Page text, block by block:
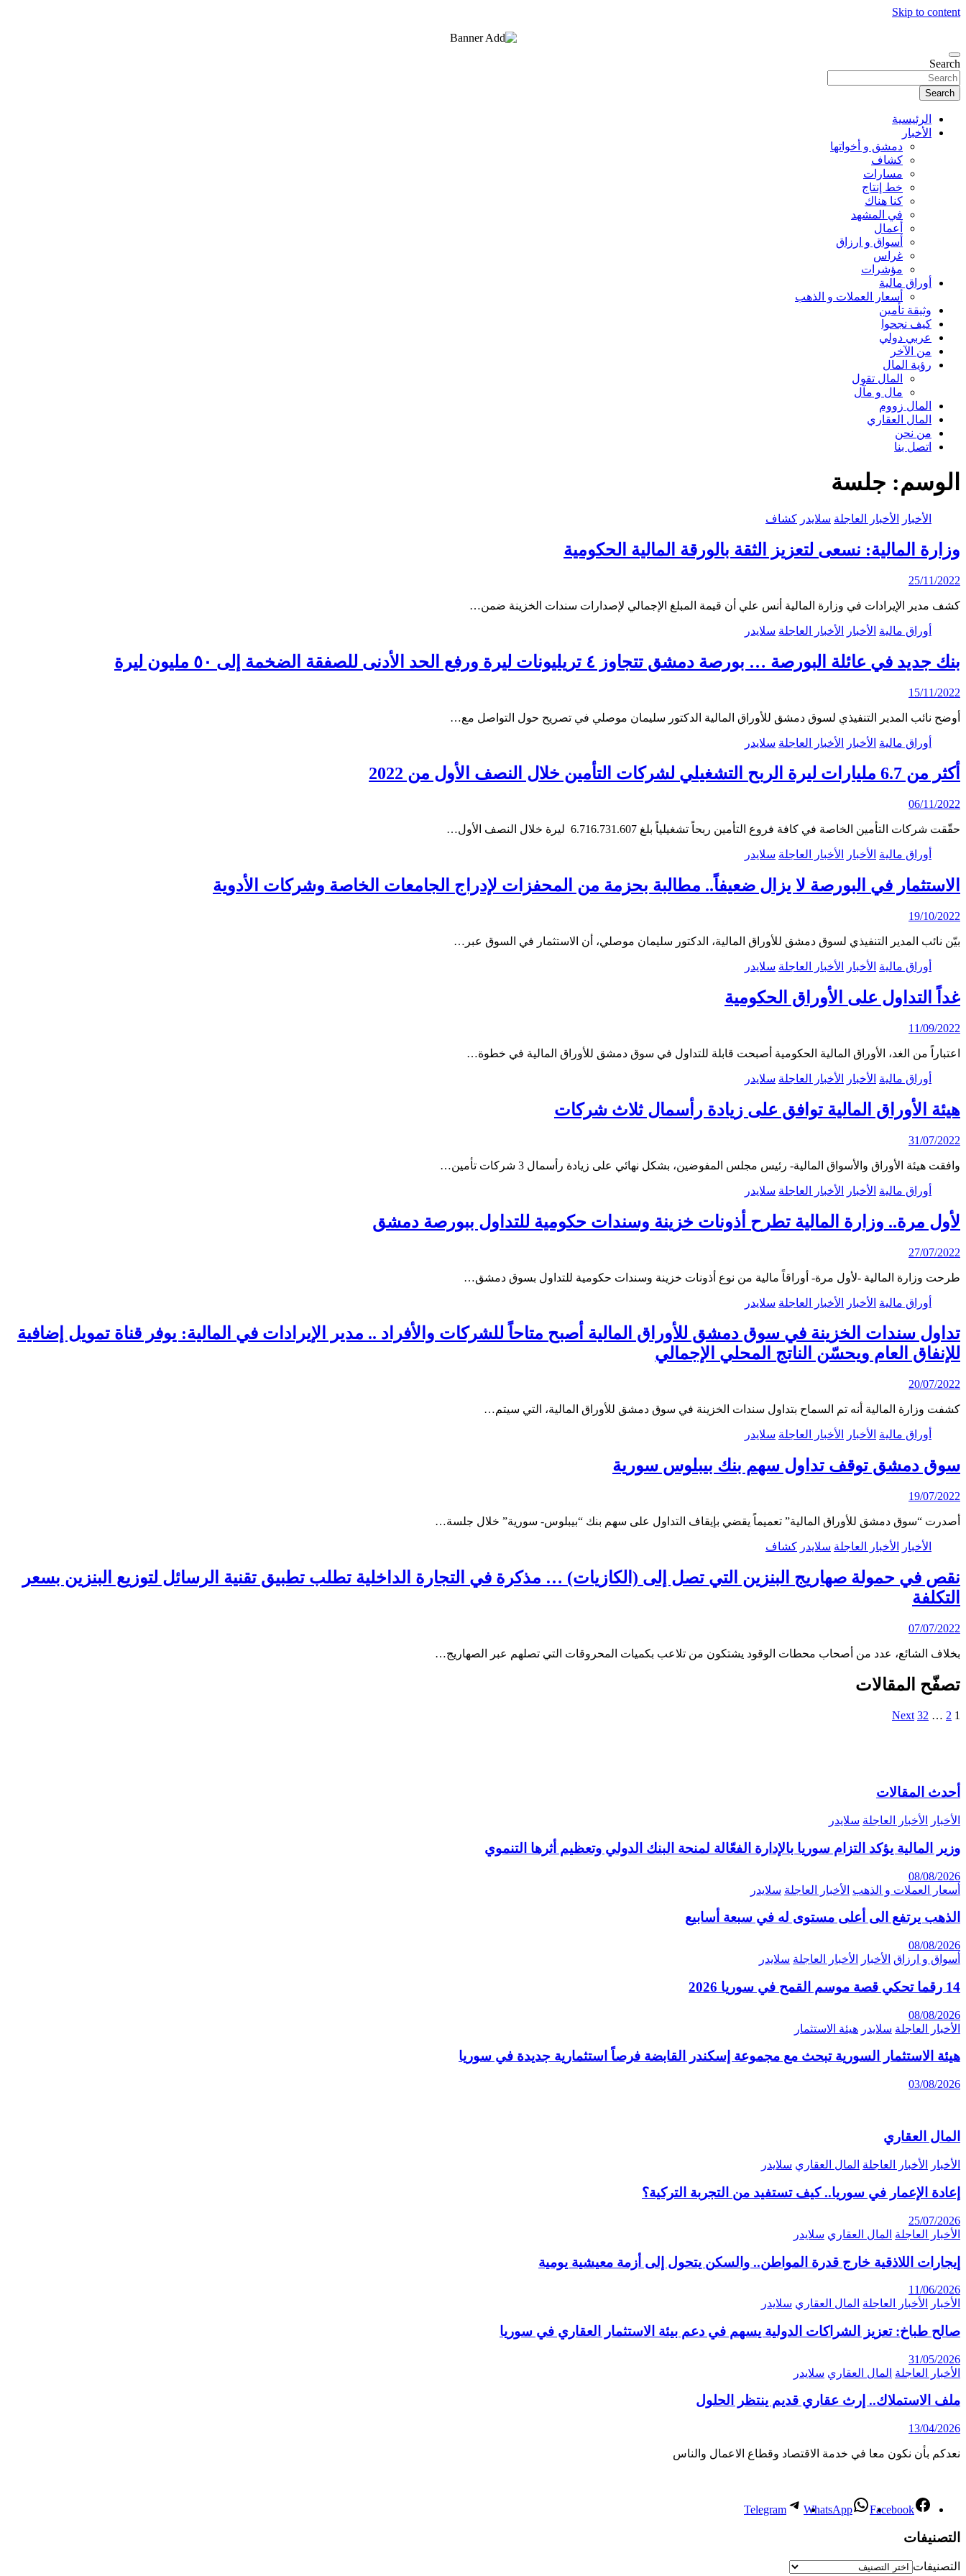
Skip to content
Search
Search
الرئيسية
الأخبار
دمشق و أخواتها
كشاف
مسارات
خط إنتاج
كنا هناك
في المشهد
أعمال
أسواق و ارزاق
غراس
مؤشرات
أوراق مالية
أسعار العملات و الذهب
وثيقة تأمين
كيف نجحوا
عربي دولي
من الآخر
رؤية المال
المال تقول
مال و مآل
المال زووم
المال العقاري
من نحن
اتصل بنا
الوسم: جلسة
الأخبار الأخبار العاجلة سلايدر كشاف
وزارة المالية: نسعى لتعزيز الثقة بالورقة المالية الحكومية
25/11/2022
كشف مدير الإيرادات في وزارة المالية أنس علي أن قيمة المبلغ الإجمالي لإصدارات سندات الخزينة ضمن…
أوراق مالية الأخبار الأخبار العاجلة سلايدر
بنك جديد في عائلة البورصة … بورصة دمشق تتجاوز ٤ تريليونات ليرة ورفع الحد الأدنى للصفقة الضخمة إلى ٥٠ مليون ليرة
15/11/2022
أوضح نائب المدير التنفيذي لسوق دمشق للأوراق المالية الدكتور سليمان موصلي في تصريح حول التواصل مع…
أوراق مالية الأخبار الأخبار العاجلة سلايدر
أكثر من 6.7 مليارات ليرة الربح التشغيلي لشركات التأمين خلال النصف الأول من 2022
06/11/2022
حقّقت شركات التأمين الخاصة في كافة فروع التأمين ربحاً تشغيلياً بلغ 6.716.731.607 ليرة خلال النصف الأول…
أوراق مالية الأخبار الأخبار العاجلة سلايدر
الاستثمار في البورصة لا يزال ضعيفاً.. مطالبة بحزمة من المحفزات لإدراج الجامعات الخاصة وشركات الأدوية
19/10/2022
بيّن نائب المدير التنفيذي لسوق دمشق للأوراق المالية، الدكتور سليمان موصلي، أن الاستثمار في السوق عبر…
أوراق مالية الأخبار الأخبار العاجلة سلايدر
غداً التداول على الأوراق الحكومية
11/09/2022
اعتباراً من الغد، الأوراق المالية الحكومية أصبحت قابلة للتداول في سوق دمشق للأوراق المالية في خطوة…
أوراق مالية الأخبار الأخبار العاجلة سلايدر
هيئة الأوراق المالية توافق على زيادة رأسمال ثلاث شركات
31/07/2022
وافقت هيئة الأوراق والأسواق المالية- رئيس مجلس المفوضين، بشكل نهائي على زيادة رأسمال 3 شركات تأمين…
أوراق مالية الأخبار الأخبار العاجلة سلايدر
لأول مرة.. وزارة المالية تطرح أذونات خزينة وسندات حكومية للتداول ببورصة دمشق
27/07/2022
طرحت وزارة المالية -لأول مرة- أوراقاً مالية من نوع أذونات خزينة وسندات حكومية للتداول بسوق دمشق…
أوراق مالية الأخبار الأخبار العاجلة سلايدر
تداول سندات الخزينة في سوق دمشق للأوراق المالية أصبح متاحاً للشركات والأفراد .. مدير الإيرادات في المالية: يوفر قناة تمويل إضافية
للإنفاق العام ويحسّن الناتج المحلي الإجمالي
20/07/2022
كشفت وزارة المالية أنه تم السماح بتداول سندات الخزينة في سوق دمشق للأوراق المالية، التي سيتم…
أوراق مالية الأخبار الأخبار العاجلة سلايدر
سوق دمشق توقف تداول سهم بنك بيبلوس سورية
19/07/2022
أصدرت “سوق دمشق للأوراق المالية” تعميماً يقضي بإيقاف التداول على سهم بنك “بيبلوس- سورية” خلال جلسة…
الأخبار الأخبار العاجلة سلايدر كشاف
نقص في حمولة صهاريج البنزين التي تصل إلى (الكازيات) … مذكرة في التجارة الداخلية تطلب تطبيق تقنية الرسائل لتوزيع البنزين بسعر
التكلفة
07/07/2022
بخلاف الشائع، عدد من أصحاب محطات الوقود يشتكون من تلاعب بكميات المحروقات التي تصلهم عبر الصهاريج…
تصفّح المقالات
1
2
…
32
Next
أحدث المقالات
الأخبار الأخبار العاجلة سلايدر
وزير المالية يؤكد التزام سوريا بالإدارة الفعّالة لمنحة البنك الدولي وتعظيم أثرها التنموي
08/08/2026
أسعار العملات و الذهب الأخبار العاجلة سلايدر
الذهب يرتفع الى أعلى مستوى له في سبعة أسابيع
08/08/2026
أسواق و ارزاق الأخبار الأخبار العاجلة سلايدر
14 رقما تحكي قصة موسم القمح في سوريا 2026
08/08/2026
الأخبار العاجلة سلايدر هيئة الاستثمار
هيئة الاستثمار السورية تبحث مع مجموعة إسكندر القابضة فرصاً استثمارية جديدة في سوريا
03/08/2026
المال العقاري
الأخبار الأخبار العاجلة المال العقاري سلايدر
إعادة الإعمار في سوريا.. كيف تستفيد من التجربة التركية؟
25/07/2026
الأخبار العاجلة المال العقاري سلايدر
إيجارات اللاذقية خارج قدرة المواطن.. والسكن يتحول إلى أزمة معيشية يومية
11/06/2026
الأخبار
الأخبار العاجلة المال العقاري سلايدر
صالح طباخ: تعزيز الشراكات الدولية يسهم في دعم بيئة الاستثمار العقاري في سوريا
31/05/2026
الأخبار العاجلة المال العقاري سلايدر
ملف الاستملاك.. إرث عقاري قديم ينتظر الحلول
13/04/2026
نعدكم بأن نكون معا في خدمة الاقتصاد وقطاع الاعمال والناس
Facebook
WhatsApp
Telegram
التصنيفات
التصنيفات